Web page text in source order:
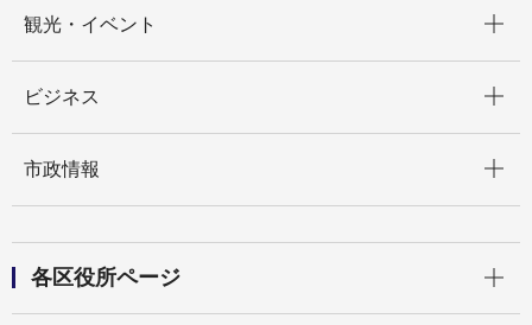
観光・イベント
ビジネス
市政情報
各区役所ページ